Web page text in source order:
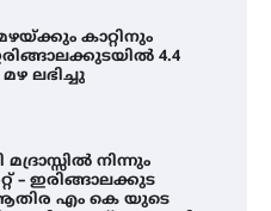
കാറ്റിനും
4.4
മഴ ലഭിച്ചു
നിന്നും
– ഇരിങ്ങാലക്കുട
എം കെ യുടെ